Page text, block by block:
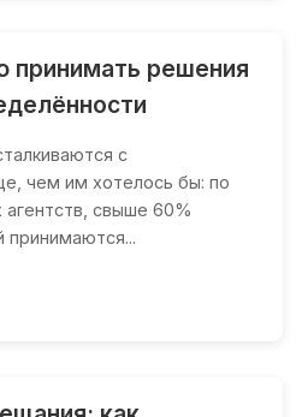
принимать решения
с
чем им хотелось бы: по
агентств, свыше 60%
принимаются...